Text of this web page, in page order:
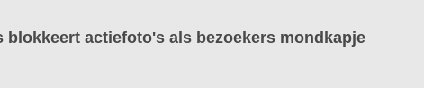
blokkeert actiefoto's als bezoekers mondkapje